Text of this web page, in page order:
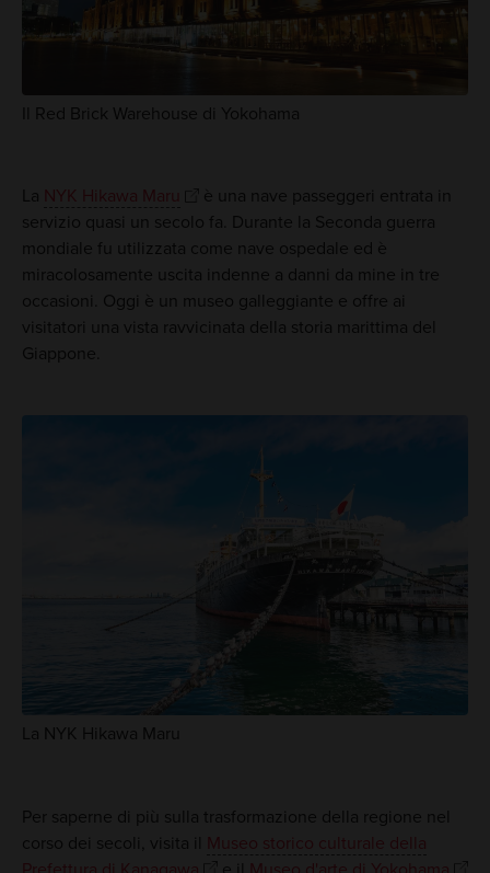
Il Red Brick Warehouse di Yokohama
La NYK Hikawa Maru
è una nave passeggeri entrata in
servizio quasi un secolo fa. Durante la Seconda guerra
mondiale fu utilizzata come nave ospedale ed è
miracolosamente uscita indenne a danni da mine in tre
occasioni. Oggi è un museo galleggiante e offre ai
visitatori una vista ravvicinata della storia marittima del
Giappone.
La NYK Hikawa Maru
Per saperne di più sulla trasformazione della regione nel
corso dei secoli, visita il
Museo storico culturale della